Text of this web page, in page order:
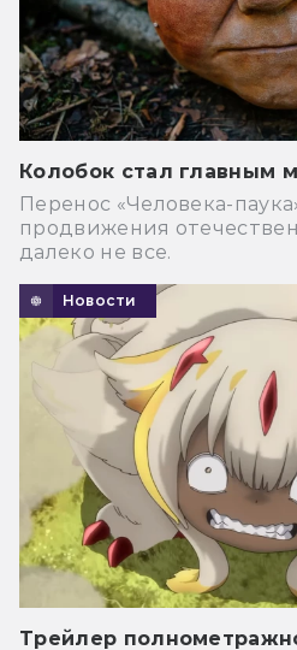
Колобок стал главным
Перенос «Человека-
продвижения
далеко не все.
Новости
Трейлер